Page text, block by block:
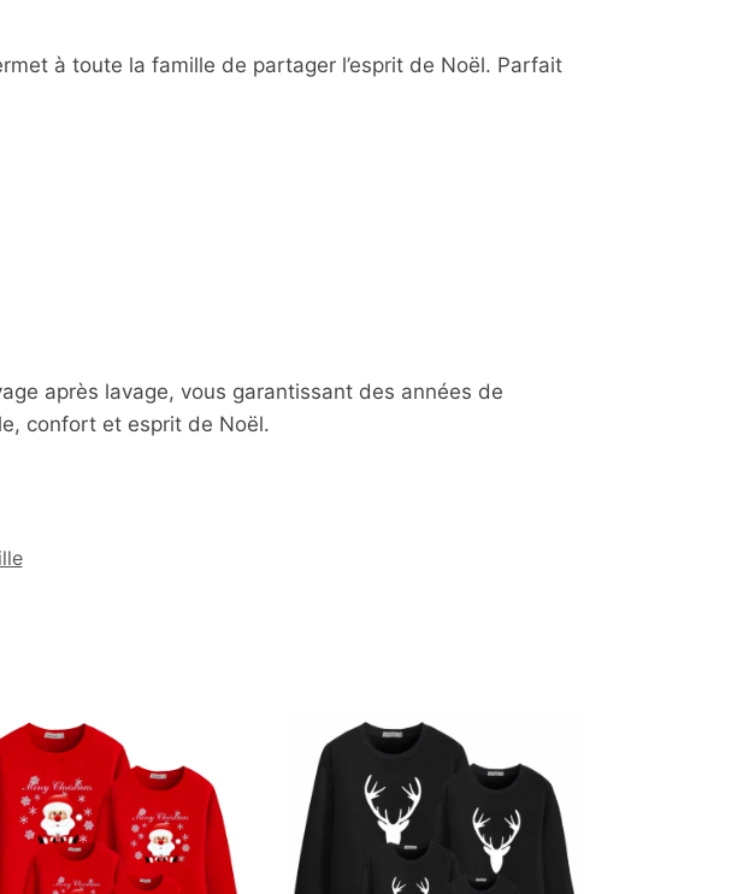
à toute la famille de partager l’esprit de Noël. Parfait
après lavage, vous garantissant des années de
confort et esprit de Noël.